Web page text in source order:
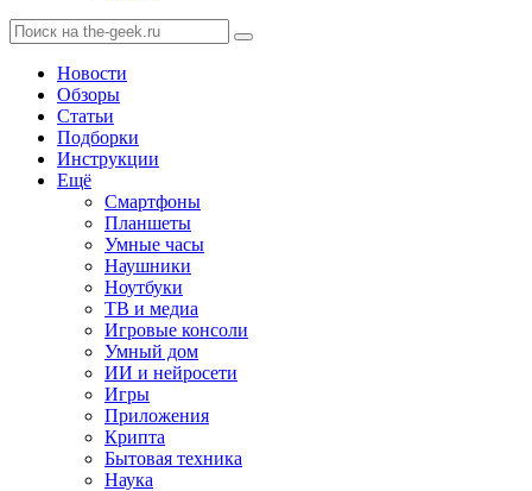
Новости
Обзоры
Статьи
Подборки
Инструкции
Ещё
Смартфоны
Планшеты
Умные часы
Наушники
Ноутбуки
ТВ и медиа
Игровые консоли
Умный дом
ИИ и нейросети
Игры
Приложения
Крипта
Бытовая техника
Наука